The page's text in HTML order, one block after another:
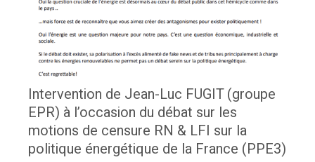
Intervention de Jean-Luc FUGIT (groupe
EPR) à l’occasion du débat sur les
motions de censure RN & LFI sur la
politique énergétique de la France (PPE3)